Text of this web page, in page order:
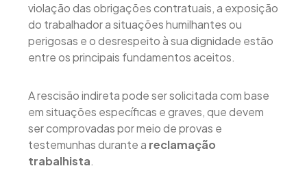
violação das obrigações contratuais, a exposição
do trabalhador a situações humilhantes ou
perigosas e o desrespeito à sua dignidade estão
entre os principais fundamentos aceitos.
A rescisão indireta pode ser solicitada com base
em situações específicas e graves, que devem
ser comprovadas por meio de provas e
testemunhas durante a reclamação
trabalhista.